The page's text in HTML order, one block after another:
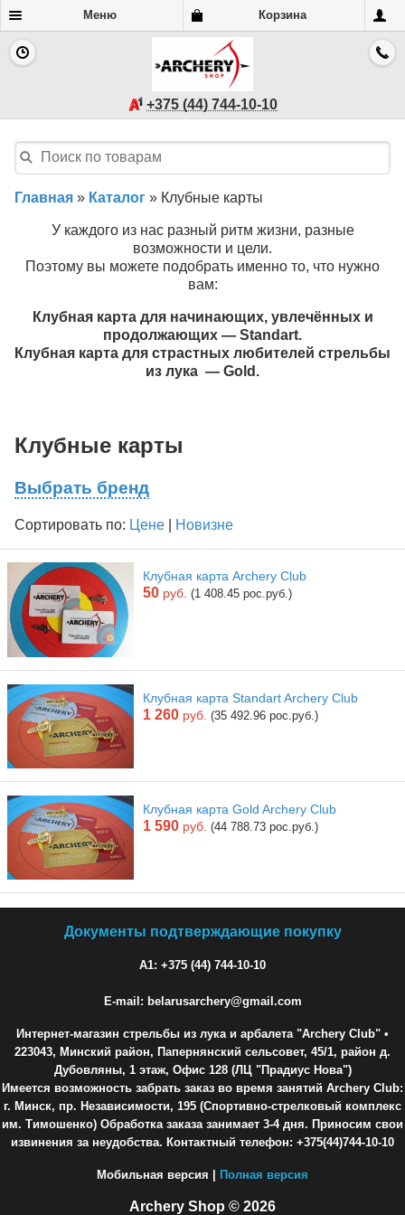
Меню Корзина
+375 (44) 744-10-10
Главная » Каталог » Клубные карты
У каждого из нас разный ритм жизни, разные
возможности и цели.
Поэтому вы можете подобрать именно то, что нужно
вам:
Клубная карта для начинающих, увлечённых и
продолжающих — Standart.
Клубная карта для страстных любителей стрельбы
из лука — Gold.
Клубные карты
Выбрать бренд
Сортировать по: Цене Новизне
Клубная карта Archery Club
50 руб. (1 408.45 рос.руб.)
Клубная карта Standart Archery Club
1 260 руб. (35 492.96 рос.руб.)
Клубная карта Gold Archery Club
1 590 руб. (44 788.73 рос.руб.)
Документы подтверждающие покупку
A1: +375 (44) 744-10-10
E-mail: belarusarchery@gmail.com
Интернет-магазин стрельбы из лука и арбалета "Archery Club" •
223043, Минский район, Папернянский сельсовет, 45/1, район д.
Дубовляны, 1 этаж, Офис 128 (ЛЦ "Прадиус Нова")
Имеется возможность забрать заказ во время занятий Archery Club:
г. Минск, пр. Независимости, 195 (Спортивно-стрелковый комплекс
им. Тимошенко) Обработка заказа занимает 3-4 дня. Приносим свои
извинения за неудобства. Контактный телефон: +375(44)744-10-10
Мобильная версия | Полная версия
Archery Shop © 2026